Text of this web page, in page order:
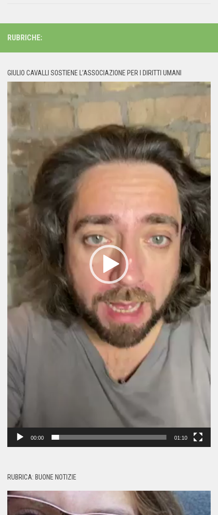
RUBRICHE:
GIULIO CAVALLI SOSTIENE L’ASSOCIAZIONE PER I DIRITTI UMANI
Player
00:00 01:10
RUBRICA: BUONE NOTIZIE